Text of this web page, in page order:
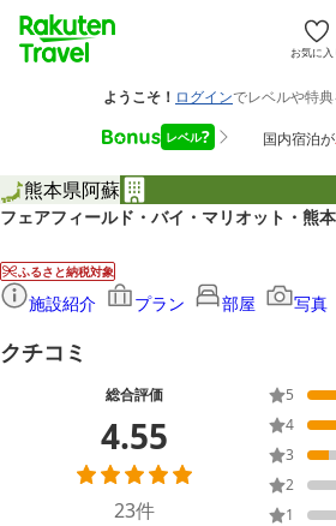
お気に入
熊本県阿蘇
フェアフィールド・バイ・マリオット・熊
ふるさと納税対象
施設紹介 プラン 部屋 写真
クチコミ
総合評価
4.55
23件
5
4
3
2
1